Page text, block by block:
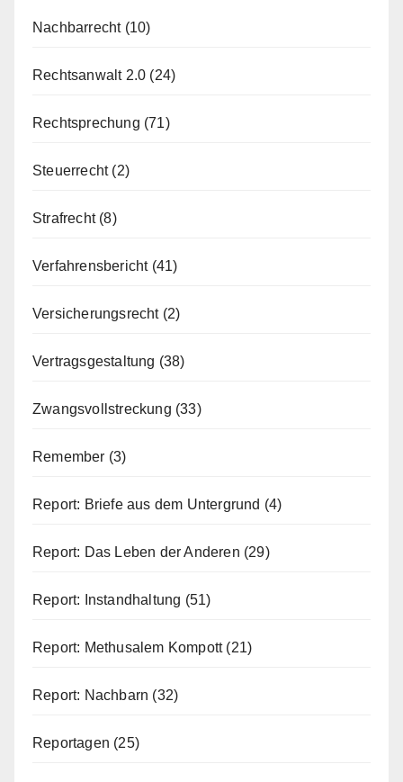
Nachbarrecht(10)
Rechtsanwalt 2.0 (24)
Rechtsprechung (71)
Steuerrecht(2)
Strafrecht(8)
Verfahrensbericht(41)
Versicherungsrecht(2)
Vertragsgestaltung (38)
Zwangsvollstreckung (33)
Remember (3)
Report: Briefe aus dem Untergrund (4)
Report: Das Leben der Anderen (29)
Report: Instandhaltung (51)
Report: Methusalem Kompott(21)
Report: Nachbarn (32)
Reportagen (25)